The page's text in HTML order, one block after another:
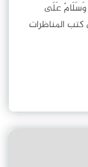
وَسَلَامٌ عَلَى
كتب المناظرات